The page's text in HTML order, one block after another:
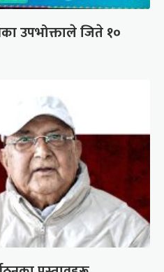
उपभोक्ताले जिते १०